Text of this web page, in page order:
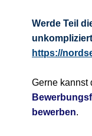
Werde Teil
https://
Gerne kannst
bewerben.